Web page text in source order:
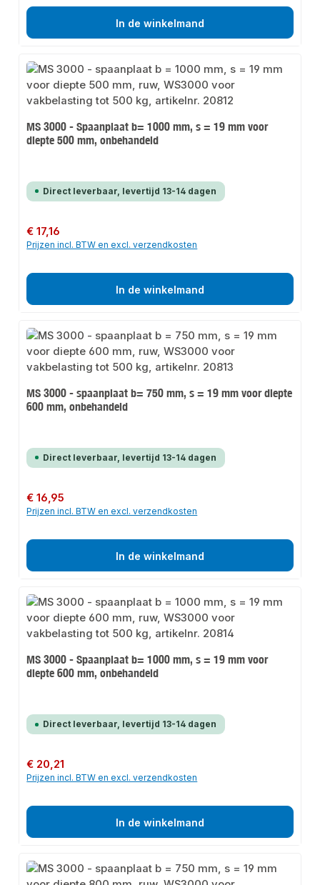
In de winkelmand
MS 3000 - Spaanplaat b= 1000 mm, s = 19 mm voor
diepte 500 mm, onbehandeld
Direct leverbaar, levertijd 13-14 dagen
Normale prijs:
€ 17,16
Prijzen incl. BTW en excl. verzendkosten
In de winkelmand
MS 3000 - spaanplaat b= 750 mm, s = 19 mm voor diepte
600 mm, onbehandeld
Direct leverbaar, levertijd 13-14 dagen
Normale prijs:
€ 16,95
Prijzen incl. BTW en excl. verzendkosten
In de winkelmand
MS 3000 - Spaanplaat b= 1000 mm, s = 19 mm voor
diepte 600 mm, onbehandeld
Direct leverbaar, levertijd 13-14 dagen
Normale prijs:
€ 20,21
Prijzen incl. BTW en excl. verzendkosten
In de winkelmand